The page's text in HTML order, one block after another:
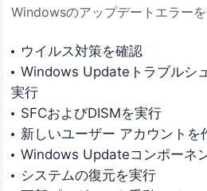
Windowsのアップデートエラーを
ウイルス対策を確認
Windows Updateトラブルシ
実行
SFCおよびDISMを実行
新しいユーザー アカウントを
Windows Updateコンポーネ
システムの復元を実行